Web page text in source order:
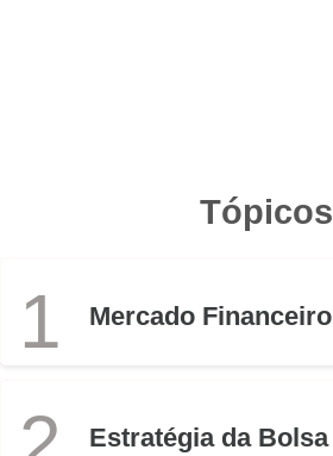
Tópicos
1 Mercado Financeiro
Estratégia da Bolsa